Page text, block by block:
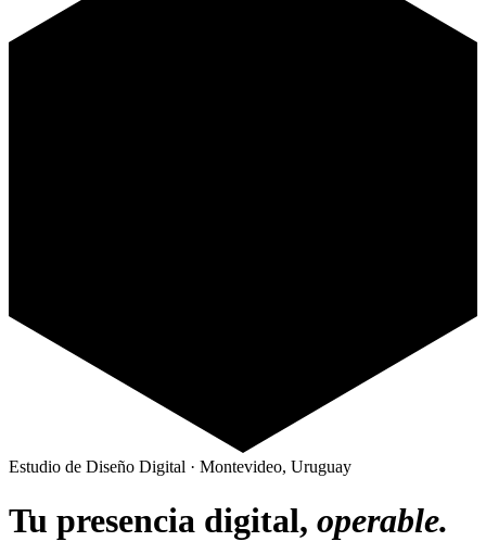
Estudio de Diseño Digital · Montevideo, Uruguay
Tu presencia digital, operable.